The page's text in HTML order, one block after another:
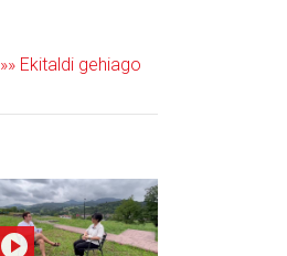
»» Ekitaldi gehiago